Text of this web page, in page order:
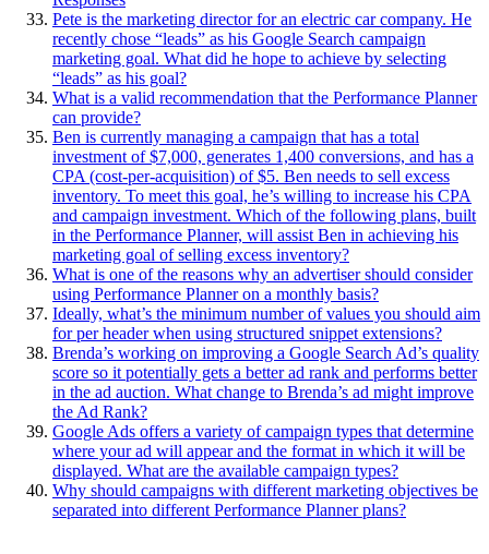
Pete is the marketing director for an electric car company. He
recently chose “leads” as his Google Search campaign
marketing goal. What did he hope to achieve by selecting
“leads” as his goal?
What is a valid recommendation that the Performance Planner
can provide?
Ben is currently managing a campaign that has a total
investment of $7,000, generates 1,400 conversions, and has a
CPA (cost-per-acquisition) of $5. Ben needs to sell excess
inventory. To meet this goal, he’s willing to increase his CPA
and campaign investment. Which of the following plans, built
in the Performance Planner, will assist Ben in achieving his
marketing goal of selling excess inventory?
What is one of the reasons why an advertiser should consider
using Performance Planner on a monthly basis?
Ideally, what’s the minimum number of values you should aim
for per header when using structured snippet extensions?
Brenda’s working on improving a Google Search Ad’s quality
score so it potentially gets a better ad rank and performs better
in the ad auction. What change to Brenda’s ad might improve
the Ad Rank?
Google Ads offers a variety of campaign types that determine
where your ad will appear and the format in which it will be
displayed. What are the available campaign types?
Why should campaigns with different marketing objectives be
separated into different Performance Planner plans?